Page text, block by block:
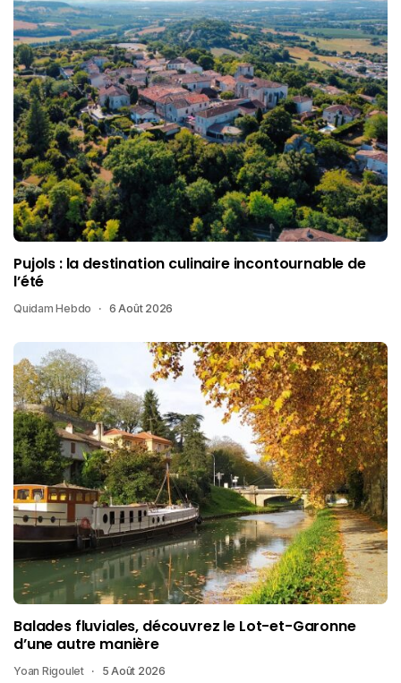
Pujols : la destination culinaire incontournable de
l’été
Quidam Hebdo 6 Août 2026
Balades fluviales, découvrez le Lot-et-Garonne
d’une autre manière
Yoan Rigoulet 5 Août 2026